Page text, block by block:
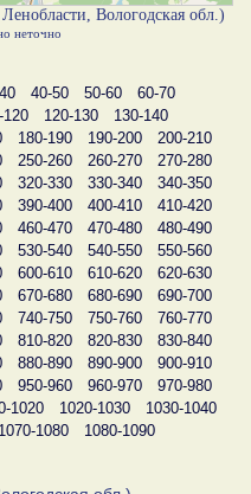
Вологодская обл.)
неточно
40-50 50-60
60-70
120 120-130
130-140
180-190 190-200
200-210
250-260 260-270
270-280
320-330 330-340
340-350
390-400 400-410
410-420
460-470 470-480
480-490
530-540 540-550
550-560
600-610 610-620
620-630
670-680 680-690
690-700
740-750 750-760
760-770
810-820 820-830
830-840
880-890 890-900
900-910
950-960 960-970
970-980
1020 1020-1030
1030-1040
1070-1080
1080-1090